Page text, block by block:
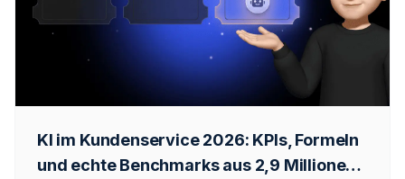
KI im Kundenservice 2026: KPIs, Formeln
und echte Benchmarks aus 2,9 Millionen